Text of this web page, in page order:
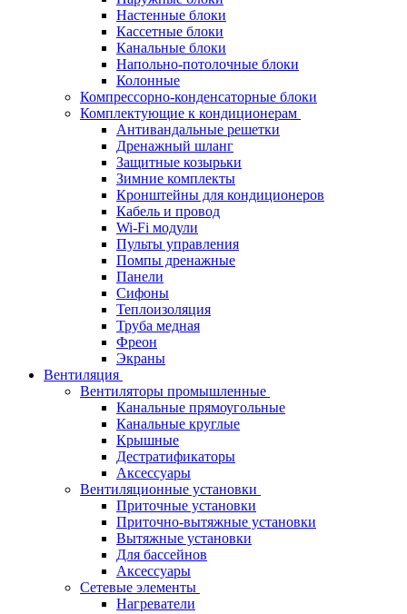
Настенные блоки
Кассетные блоки
Канальные блоки
Напольно-потолочные блоки
Колонные
Компрессорно-конденсаторные блоки
Комплектующие к кондиционерам
Антивандальные решетки
Дренажный шланг
Защитные козырьки
Зимние комплекты
Кронштейны для кондиционеров
Кабель и провод
Wi-Fi модули
Пульты управления
Помпы дренажные
Панели
Сифоны
Теплоизоляция
Труба медная
Фреон
Экраны
Вентиляция
Вентиляторы промышленные
Канальные прямоугольные
Канальные круглые
Крышные
Дестратификаторы
Аксессуары
Вентиляционные установки
Приточные установки
Приточно-вытяжные установки
Вытяжные установки
Для бассейнов
Аксессуары
Сетевые элементы
Нагреватели